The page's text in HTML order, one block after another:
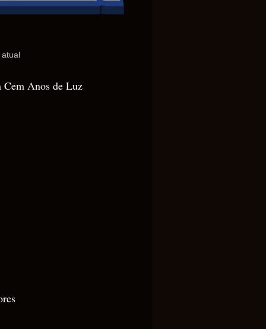
Cem Anos de Luz